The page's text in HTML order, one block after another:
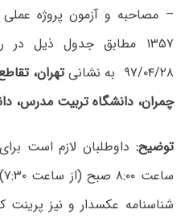
– مصاحبه و آزمون پروژه عملی
۹۷/۰۴/۲۸ به نشانی
تهران،
چمران، دانشگاه تربیت مدرس،
توضیح: داوطلبان لازم است
شناسنامه عکسدار و نیز پرینت